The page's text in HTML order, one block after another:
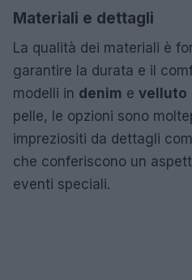
Materiali e dettagli
La qualità dei materiali è
garantire la durata e il
modelli in denim e velluto
pelle, le opzioni sono
impreziositi da dettagli
che conferiscono un
eventi speciali.